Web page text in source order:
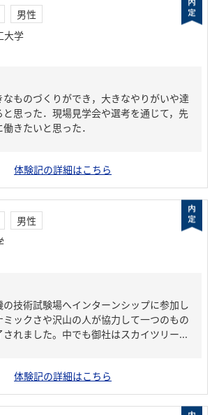
男性
大学
なものづくりができ，大きなやりがいや達
と思った．現場見学会や選考を通じて，先
きたいと思った．
体験記の詳細はこちら
男性
技術試験場へインターンシップに参加し
ックさや沢山の人が協力して一つのもの
されました。中でも御社はスカイツリー...
体験記の詳細はこちら